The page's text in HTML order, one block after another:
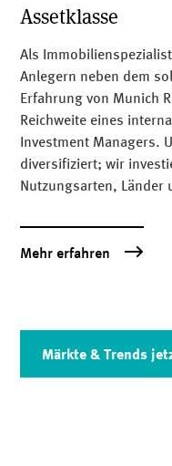
Assetklasse
Als
Anlegern neben dem
Erfahrung von Munich
Reichweite eines
Investment Managers.
diversifiziert; wir
Nutzungsarten, Länder
Mehr erfahren
Märkte & Trends